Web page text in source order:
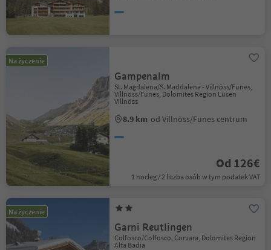
Na życzenie
Gampenalm
St. Magdalena/S. Maddalena - Villnöss/Funes,
Villnöss/Funes, Dolomites Region Lüsen
Villnöss
8.9 km od Villnöss/Funes centrum
Od 126€
1 nocleg / 2 liczba osób w tym podatek VAT
Na życzenie
Garni Reutlingen
Colfosco/Colfosco, Corvara, Dolomites Region
Alta Badia